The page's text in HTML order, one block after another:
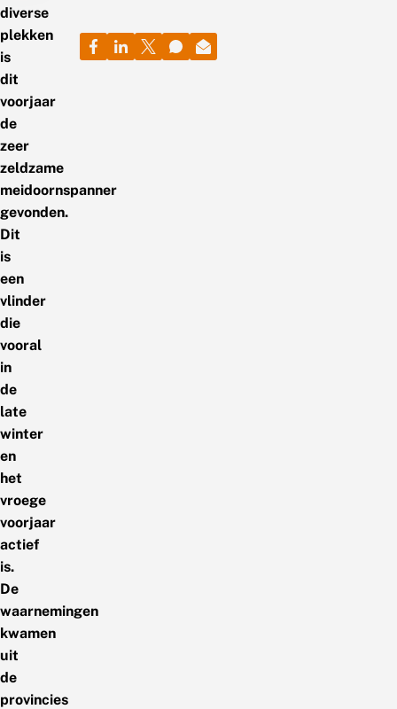
diverse
plekken
is
dit
voorjaar
de
zeer
zeldzame
meidoornspanner
gevonden.
Dit
is
een
vlinder
die
vooral
in
de
late
winter
en
het
vroege
voorjaar
actief
is.
De
waarnemingen
kwamen
uit
de
provincies